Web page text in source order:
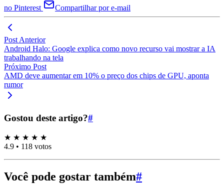
no Pinterest Compartilhar por e-mail
Post Anterior
Android Halo: Google explica como novo recurso vai mostrar a IA
trabalhando na tela
Próximo Post
AMD deve aumentar em 10% o preço dos chips de GPU, aponta
rumor
Gostou deste artigo?#
★ ★ ★ ★ ★
4.9 • 118 votos
Você pode gostar também#